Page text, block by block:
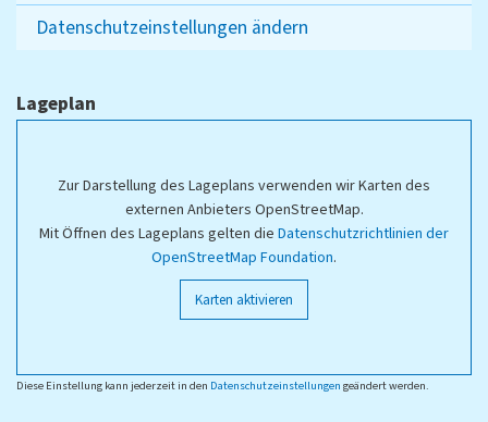
Datenschutzeinstellungen ändern
Lageplan
Zur Darstellung des Lageplans verwenden wir Karten des
externen Anbieters OpenStreetMap.
Mit Öffnen des Lageplans gelten die Datenschutzrichtlinien der
OpenStreetMap Foundation.
Karten aktivieren
Diese Einstellung kann jederzeit in den Datenschutzeinstellungen geändert werden.